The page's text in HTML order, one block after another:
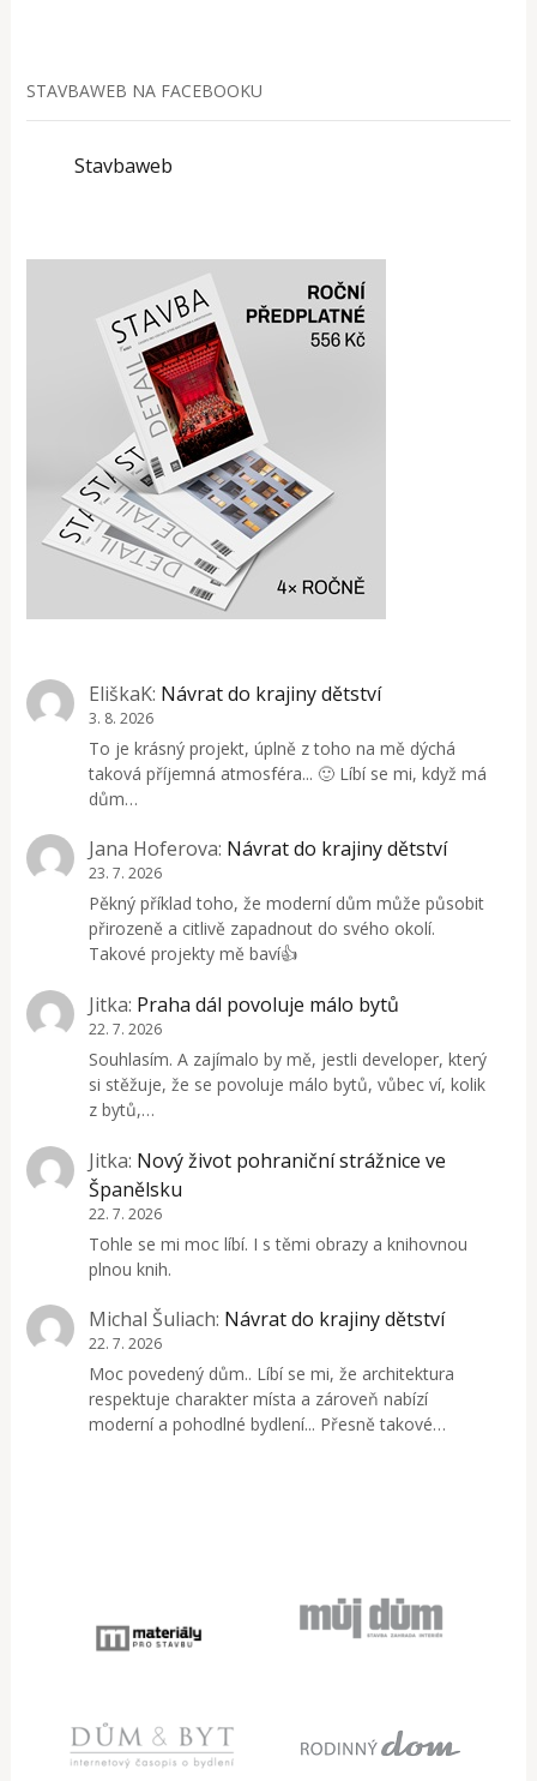
STAVBAWEB NA FACEBOOKU
Stavbaweb
EliškaK: Návrat do krajiny dětství
3. 8. 2026
To je krásný projekt, úplně z toho na mě dýchá
taková příjemná atmosféra... 🙂 Líbí se mi, když má
dům…
Jana Hoferova: Návrat do krajiny dětství
23. 7. 2026
Pěkný příklad toho, že moderní dům může působit
přirozeně a citlivě zapadnout do svého okolí.
Takové projekty mě baví👍
Jitka: Praha dál povoluje málo bytů
22. 7. 2026
Souhlasím. A zajímalo by mě, jestli developer, který
si stěžuje, že se povoluje málo bytů, vůbec ví, kolik
z bytů,…
Jitka: Nový život pohraniční strážnice ve
Španělsku
22. 7. 2026
Tohle se mi moc líbí. I s těmi obrazy a knihovnou
plnou knih.
Michal Šuliach: Návrat do krajiny dětství
22. 7. 2026
Moc povedený dům.. Líbí se mi, že architektura
respektuje charakter místa a zároveň nabízí
moderní a pohodlné bydlení... Přesně takové…